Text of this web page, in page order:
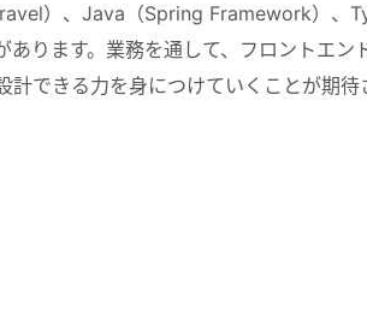
）、Java（Spring Framework）、
ります。業務を通して、フロントエン
できる力を身につけていくことが期待